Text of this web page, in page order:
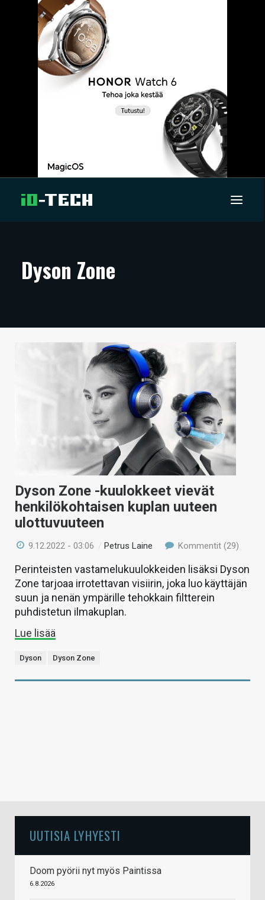
ARTIKKELIT
TECHBBS
HAKU
Dyson Zone
Dyson Zone -kuulokkeet vievät
henkilökohtaisen kuplan uuteen
ulottuvuuteen
9.12.2022 - 03:06 /Petrus Laine Kommentit (29)
Perinteisten vastamelukuulokkeiden lisäksi Dyson
Zone tarjoaa irrotettavan visiirin, joka luo käyttäjän
suun ja nenän ympärille tehokkain filtterein
puhdistetun ilmakuplan.
Lue lisää
Dyson Dyson Zone
UUTISIA LYHYESTI
Doom pyörii nyt myös Paintissa
6.8.2026